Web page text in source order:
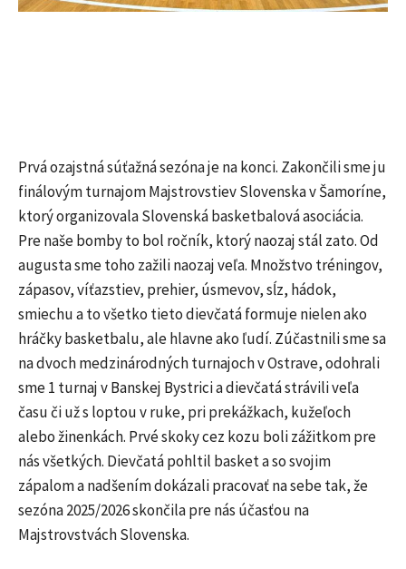
Prvá ozajstná súťažná sezóna je na konci. Zakončili sme ju
finálovým turnajom Majstrovstiev Slovenska v Šamoríne,
ktorý organizovala Slovenská basketbalová asociácia.
Pre naše bomby to bol ročník, ktorý naozaj stál zato. Od
augusta sme toho zažili naozaj veľa. Množstvo tréningov,
zápasov, víťazstiev, prehier, úsmevov, sĺz, hádok,
smiechu a to všetko tieto dievčatá formuje nielen ako
hráčky basketbalu, ale hlavne ako ľudí. Zúčastnili sme sa
na dvoch medzinárodných turnajoch v Ostrave, odohrali
sme 1 turnaj v Banskej Bystrici a dievčatá strávili veľa
času či už s loptou v ruke, pri prekážkach, kužeľoch
alebo žinenkách. Prvé skoky cez kozu boli zážitkom pre
nás všetkých. Dievčatá pohltil basket a so svojim
zápalom a nadšením dokázali pracovať na sebe tak, že
sezóna 2025/2026 skončila pre nás účasťou na
Majstrovstvách Slovenska.